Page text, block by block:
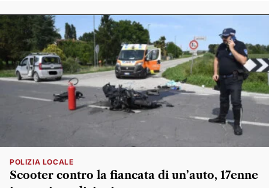
POLIZIA LOCALE
Scooter contro la fiancata di un’auto, 17enne